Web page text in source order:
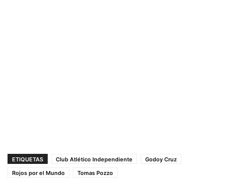
ETIQUETAS Club Atlético Independiente
Godoy Cruz
Rojos por el Mundo
Tomas Pozzo